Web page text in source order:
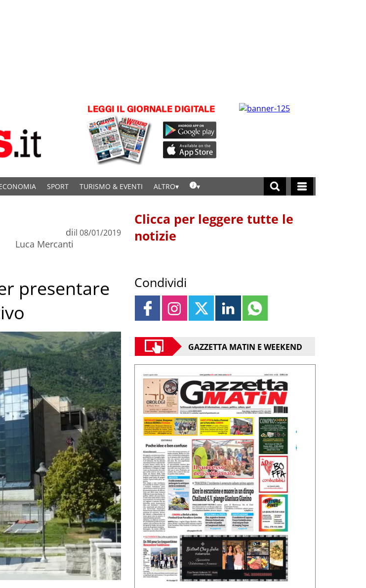
SPORT TURISMO & EVENTI ALTRO
di
Luca Mercanti
il 08/01/2019
presentare
Clicca per leggere tutte le
notizie
Condividi
GAZZETTA MATIN E WEEKEND